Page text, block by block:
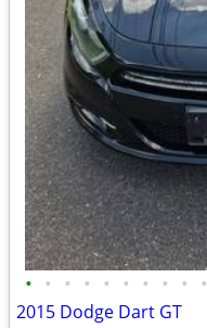
• • • • • • • • • •
2015 Dodge Dart GT